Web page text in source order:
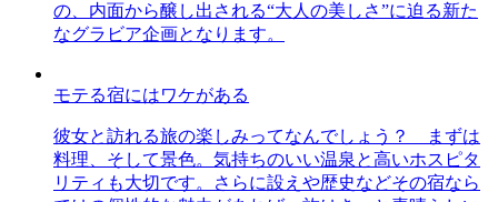
の、内面から醸し出される“大人の美しさ”に迫る新た
なグラビア企画となります。
モテる宿にはワケがある
彼女と訪れる旅の楽しみってなんでしょう？ まずは
料理、そして景色。気持ちのいい温泉と高いホスピタ
リティも大切です。さらに設えや歴史などその宿なら